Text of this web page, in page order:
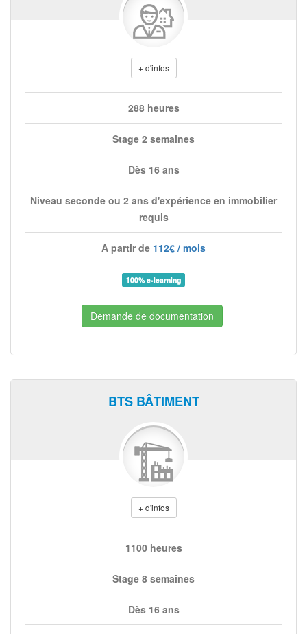
+ d'infos
288 heures
Stage 2 semaines
Dès 16 ans
Niveau seconde ou 2 ans d'expérience en immobilier
requis
A partir de 112€ / mois
100% e-learning
Demande de documentation
BTS BÂTIMENT
+ d'infos
1100 heures
Stage 8 semaines
Dès 16 ans